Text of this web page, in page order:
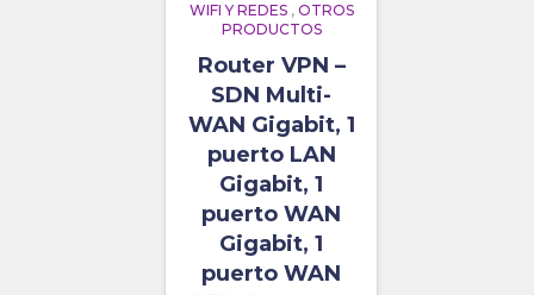
WIFI Y REDES, OTROS
PRODUCTOS
Router VPN –
SDN Multi-
WAN Gigabit, 1
puerto LAN
Gigabit, 1
puerto WAN
Gigabit, 1
puerto WAN